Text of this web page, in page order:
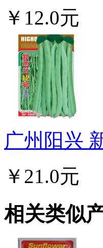
￥12.0元
广州阳兴
￥21.0元
相关类似